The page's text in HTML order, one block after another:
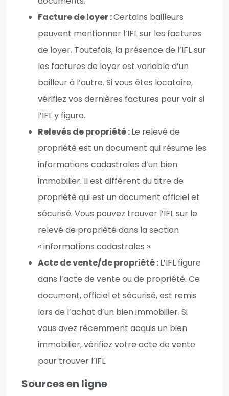
Facture de loyer :Certains bailleurs
peuvent mentionner l’IFL sur les factures
de loyer. Toutefois, la présence de l’IFL sur
les factures de loyer est variable d’un
bailleur à l’autre. Si vous êtes locataire,
vérifiez vos dernières factures pour voir si
l’IFL y figure.
Relevés de propriété :Le relevé de
propriété est un document qui résume les
informations cadastrales d’un bien
immobilier. Il est différent du titre de
propriété qui est un document officiel et
sécurisé. Vous pouvez trouver l’IFL sur le
relevé de propriété dans la section
« informations cadastrales ».
Acte de vente/de propriété :L’IFL figure
dans l’acte de vente ou de propriété. Ce
document, officiel et sécurisé, est remis
lors de l’achat d’un bien immobilier. Si
vous avez récemment acquis un bien
immobilier, vérifiez votre acte de vente
pour trouver l’IFL.
Sources en ligne